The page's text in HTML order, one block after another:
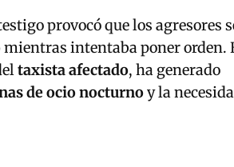
provocó que los agresores
mientras intentaba poner orden.
taxista afectado, ha generado
de ocio nocturnoy la